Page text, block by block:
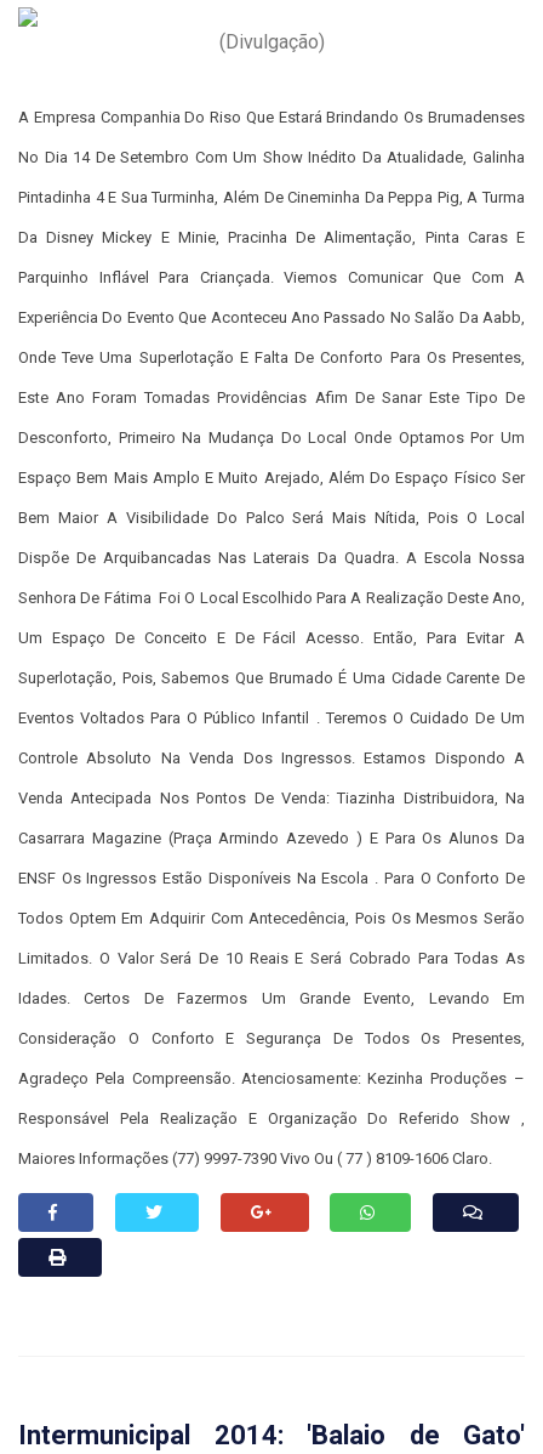
(Divulgação)
A Empresa Companhia Do Riso Que Estará Brindando Os Brumadenses
No Dia 14 De Setembro Com Um Show Inédito Da Atualidade, Galinha
Pintadinha 4 E Sua Turminha, Além De Cineminha Da Peppa Pig, A Turma
Da Disney Mickey E Minie, Pracinha De Alimentação, Pinta Caras E
Parquinho Inflável Para Criançada. Viemos Comunicar Que Com A
Experiência Do Evento Que Aconteceu Ano Passado No Salão Da Aabb,
Onde Teve Uma SuperLotação E Falta De Conforto Para Os Presentes,
Este Ano Foram Tomadas Providências Afim De Sanar Este Tipo De
Desconforto, Primeiro Na Mudança Do Local Onde Optamos Por Um
Espaço Bem Mais Amplo E Muito Arejado, Além Do Espaço Físico Ser
Bem Maior A Visibilidade Do Palco Será Mais Nítida, Pois O Local
Dispõe De Arquibancadas Nas Laterais Da Quadra. A Escola Nossa
Senhora De Fátima Foi O Local Escolhido Para A Realização Deste Ano,
Um Espaço De Conceito E De Fácil Acesso. Então, Para Evitar A
Superlotação, Pois, Sabemos Que Brumado É Uma Cidade Carente De
Eventos Voltados Para O Público Infantil . Teremos O Cuidado De Um
Controle Absoluto Na Venda Dos Ingressos. Estamos Dispondo A
Venda Antecipada Nos Pontos De Venda: Tiazinha Distribuidora, Na
Casarrara Magazine (praça Armindo Azevedo ) E Para Os Alunos Da
ENSF Os Ingressos Estão Disponíveis Na Escola . Para O Conforto De
Todos Optem Em Adquirir Com Antecedência, Pois Os Mesmos Serão
Limitados. O Valor Será De 10 Reais E Será Cobrado Para Todas As
Idades. Certos De Fazermos Um Grande Evento, Levando Em
Consideração O Conforto E Segurança De Todos Os Presentes,
Agradeço Pela Compreensão. Atenciosamente: Kezinha Produções –
Responsável Pela Realização E Organização Do Referido Show ,
Maiores Informações (77) 9997-7390 VIvo Ou ( 77 ) 8109-1606 CLaro.
Intermunicipal 2014: 'Balaio de Gato'